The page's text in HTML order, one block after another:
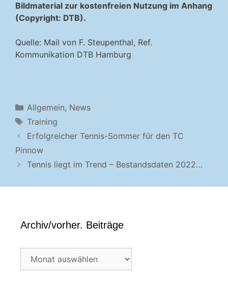
Bildmaterial zur kostenfreien Nutzung im Anhang
(Copyright: DTB).
Quelle: Mail von F. Steupenthal, Ref.
Kommunikation DTB Hamburg
Kategorien
Allgemein, News
Schlagwörter
Training
Erfolgreicher Tennis-Sommer für den TC
Pinnow
Tennis liegt im Trend – Bestandsdaten 2022…
Archiv/vorher. Beiträge
Archiv/vorher.